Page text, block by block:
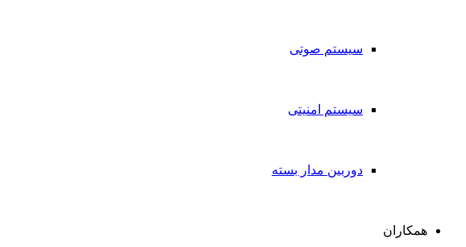
سیستم صوتی
سیستم امنیتی
دوربین مدار بسته
همکاران